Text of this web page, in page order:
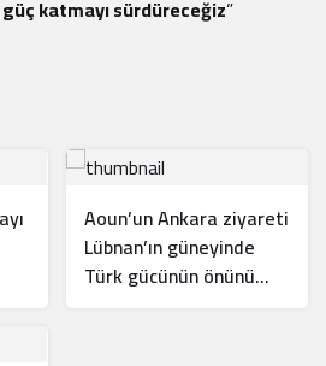
katmayı sürdüreceğiz”
Aoun’un Ankara ziyareti
Lübnan’ın güneyinde
Türk gücünün önünü